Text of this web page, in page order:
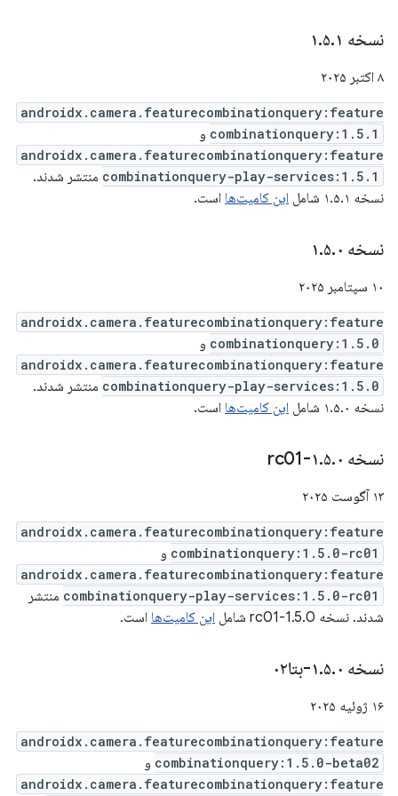
نسخه ۱ .۵.۱
۸ اکتبر ۲۰۲۵
androidx.camera.featurecombinationquery:feature
combinationquery:1.5.1 و
androidx.camera.featurecombinationquery:feature
combinationquery-play-services:1.5.1 منتشر شدند.
نسخه ۱.۵.۱ شامل
این کامیت‌ها است.
نسخه ۱ .۵.۰
۱۰ سپتامبر ۲۰۲۵
androidx.camera.featurecombinationquery:feature
combinationquery:1.5.0 و
androidx.camera.featurecombinationquery:feature
combinationquery-play-services:1.5.0 منتشر شدند.
نسخه ۱.۵.۰ شامل
این کامیت‌ها است.
نسخه ۱ .۵.۰-rc01
۱۳ آگوست ۲۰۲۵
androidx.camera.featurecombinationquery:feature
combinationquery:1.5.0-rc01 و
androidx.camera.featurecombinationquery:feature
combinationquery-play-services:1.5.0-rc01 منتشر
شدند. نسخه 1.5.0-rc01 شامل
این کامیت‌ها است.
نسخه ۱ .۵.۰-بتا۰۲
۱۶ ژوئیه ۲۰۲۵
androidx.camera.featurecombinationquery:feature
combinationquery:1.5.0-beta02 و
androidx.camera.featurecombinationquery:feature